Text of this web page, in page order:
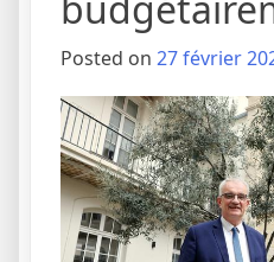
Posted on 27 février